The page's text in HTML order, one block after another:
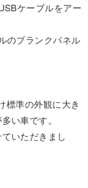
ケーブルをアー
のブランクパネル
標準の外観に大き
い車です。
いただきまし